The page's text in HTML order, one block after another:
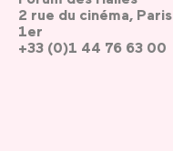
2 rue du cinéma, Paris
1er
+33 (0)1 44 76 63 00